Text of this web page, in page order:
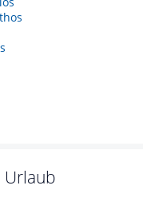
Urlaub